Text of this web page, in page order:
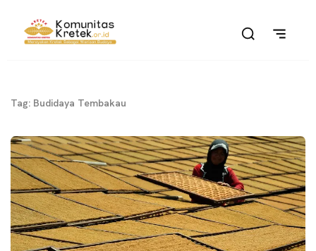
Tag: Budidaya Tembakau